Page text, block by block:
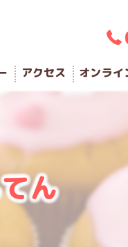
アクセス オンライ
ん